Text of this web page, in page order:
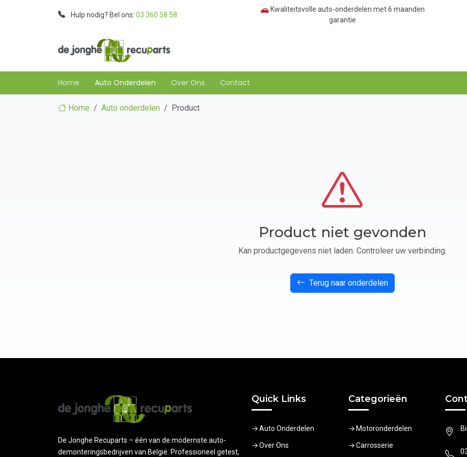
Hulp nodig? Bel ons: 03 360 58 58
🚗 Kwaliteitsvolle auto-onderdelen met 6 maanden
garantie
Home Auto Onderdelen Over Ons Contact
Home Auto onderdelen Product
Product niet gevonden
Kan productgegevens niet laden. Controleer uw verbinding.
Terug naar onderdelen
De Jonghe Recuparts – één van de modernste auto-
demonteringsbedrijven van België. Professioneel getest,
Quick Links
Auto Onderdelen
Over Ons
Categorieën
Motoronderdelen
Carrosserie